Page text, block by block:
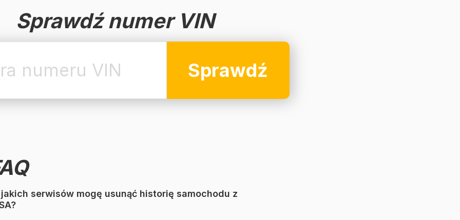
Sprawdź numer VIN
Sprawdź
serwisów mogę usunąć historię samochodu z